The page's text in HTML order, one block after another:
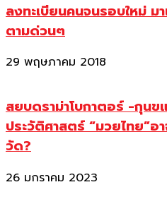
ลงทะเบียนคนจนรอบใหม่ ม
ตามด่วนๆ
29 พฤษภาคม 2018
สยบดราม่าโบกาตอร์ -กุนข
ประวัติศาสตร์ “มวยไทย”
วัด?
26 มกราคม 2023